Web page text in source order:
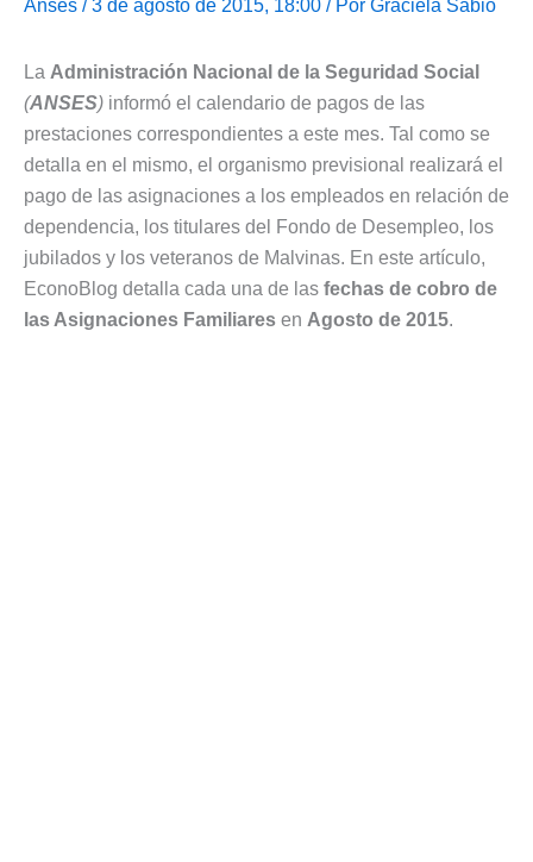
Anses / 3 de agosto de 2015, 18:00 / Por Graciela Sabio
La Administración Nacional de la Seguridad Social
(ANSES) informó el calendario de pagos de las
prestaciones correspondientes a este mes. Tal como se
detalla en el mismo, el organismo previsional realizará el
pago de las asignaciones a los empleados en relación de
dependencia, los titulares del Fondo de Desempleo, los
jubilados y los veteranos de Malvinas. En este artículo,
EconoBlog detalla cada una de las fechas de cobro de
las Asignaciones Familiares en Agosto de 2015.